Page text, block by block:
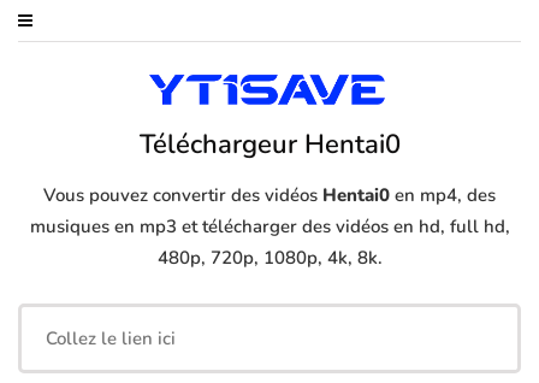
Téléchargeur Hentai0
Vous pouvez convertir des vidéos Hentai0 en mp4, des
musiques en mp3 et télécharger des vidéos en hd, full hd,
480p, 720p, 1080p, 4k, 8k.